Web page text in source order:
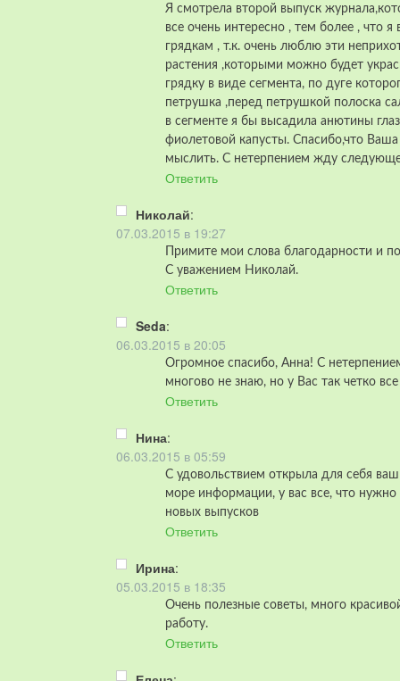
Я смотрела второй выпуск
все очень интересно , тем более , что
грядкам , т.к. очень люблю эти
растения ,которыми можно будет
грядку в виде сегмента, по дуге
петрушка ,перед петрушкой полоска
в сегменте я бы высадила анютины
фиолетовой капусты. Спасибо,что
мыслить. С нетерпением жду
Ответить
Николай:
07.03.2015 в 19:27
Примите мои слова благодарности и
С уважением Николай.
Ответить
Seda:
06.03.2015 в 20:05
Огромное спасибо, Анна! С
многово не знаю, но у Вас так четко
Ответить
Нина:
06.03.2015 в 05:59
С удовольствием открыла для себя
море информации, у вас все, что
новых выпусков
Ответить
Ирина:
05.03.2015 в 18:35
Очень полезные советы, много
работу.
Ответить